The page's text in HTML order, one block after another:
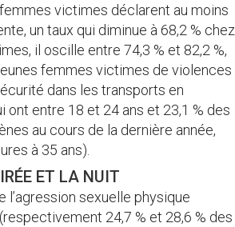
victimes déclarent au moins
un taux qui diminue à 68,2 % chez
il oscille entre 74,3 % et 82,2 %,
femmes victimes de violences
dans les transports en
entre 18 et 24 ans et 23,1 % des
au cours de la dernière année,
à 35 ans).
ET LA NUIT
sexuelle physique
24,7 % et 28,6 % des